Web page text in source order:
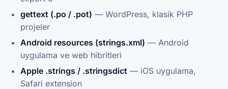
gettext (.po / .pot) — WordPress, klasik PHP
projeler
Android resources (strings.xml) — Android
uygulama ve web hibritleri
Apple .strings / .stringsdict — iOS uygulama,
Safari extension